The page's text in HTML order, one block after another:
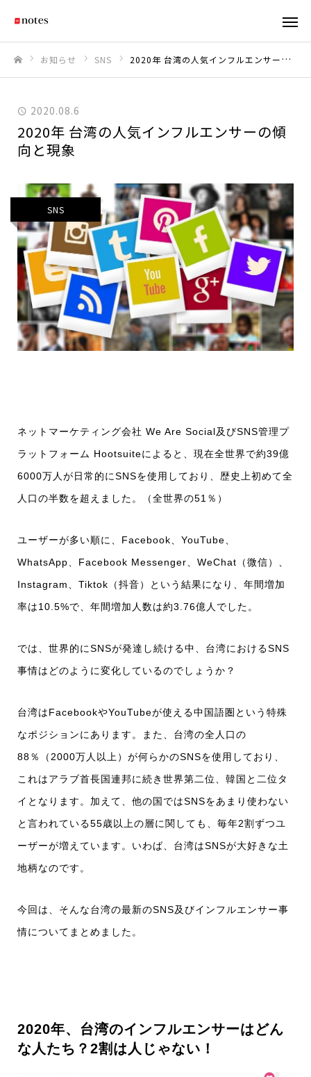
お知らせ SNS 2020年 台湾の人気インフルエンサーの傾向と現象
2020.08.6
2020年 台湾の人気インフルエンサーの傾
向と現象
SNS
ネットマーケティング会社 We Are Social及びSNS管理プ
ラットフォーム Hootsuiteによると、現在全世界で約39億
6000万人が日常的にSNSを使用しており、歴史上初めて全
人口の半数を超えました。（全世界の51％）
ユーザーが多い順に、Facebook、YouTube、
WhatsApp、Facebook Messenger、WeChat（微信）、
Instagram、Tiktok（抖音）という結果になり、年間増加
率は10.5%で、年間増加人数は約3.76億人でした。
では、世界的にSNSが発達し続ける中、台湾におけるSNS
事情はどのように変化しているのでしょうか？
台湾はFacebookやYouTubeが使える中国語圏という特殊
なポジションにあります。また、台湾の全人口の
88％（2000万人以上）が何らかのSNSを使用しており、
これはアラブ首長国連邦に続き世界第二位、韓国と二位タ
イとなります。加えて、他の国ではSNSをあまり使わない
と言われている55歳以上の層に関しても、毎年2割ずつユ
ーザーが増えています。いわば、台湾はSNSが大好きな土
地柄なのです。
今回は、そんな台湾の最新のSNS及びインフルエンサー事
情についてまとめました。
2020年、台湾のインフルエンサーはどん
な人たち？2割は人じゃない！